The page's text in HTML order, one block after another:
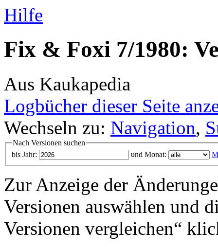
Hilfe
Fix & Foxi 7/1980:
Aus Kaukapedia
Logbücher dieser Seite
Wechseln zu: Navigation,
Nach Versionen suchen
bis Jahr:
und Monat:
Zur Anzeige der
Versionen auswählen und
Versionen vergleichen“